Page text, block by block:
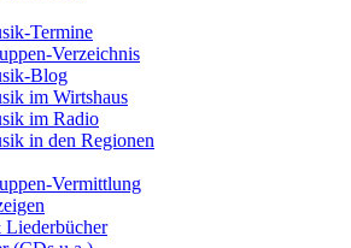
Termine
Verzeichnis
Blog
im Wirtshaus
im Radio
in den Regionen
Vermittlung